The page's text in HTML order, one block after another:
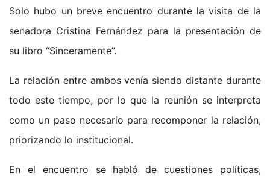
Solo hubo un breve encuentro durante la visita de la
senadora Cristina Fernández para la presentación de
su libro “Sinceramente”.
La relación entre ambos venía siendo distante durante
todo este tiempo, por lo que la reunión se interpreta
como un paso necesario para recomponer la relación,
priorizando lo institucional.
En el encuentro se habló de cuestiones políticas,